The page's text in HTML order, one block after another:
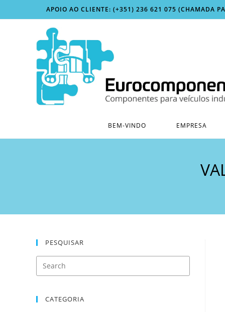
to
APOIO AO CLIENTE: (+351) 236 621 075 (CHAMADA
BEM-VINDO EMPRESA
PESQUISAR
CATEGORIA